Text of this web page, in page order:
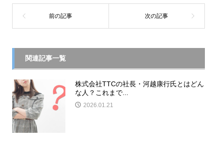
関連記事一覧
株式会社TTCの社長・河越康行氏とはどん
な人？これまで...
2026.01.21